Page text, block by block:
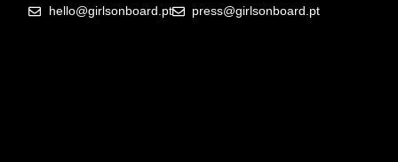
hello@girlsonboard.pt press@girlsonboard.pt